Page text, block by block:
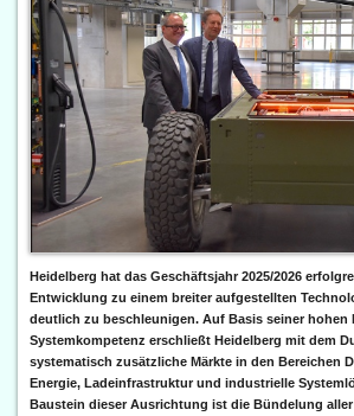
Heidelberg hat das Geschäftsjahr 2025/2026
Entwicklung zu einem breiter aufgestellten
deutlich zu beschleunigen. Auf Basis seiner hohen
Systemkompetenz erschließt Heidelberg mit dem
systematisch zusätzliche Märkte in den Bereichen
Energie, Ladeinfrastruktur und industrielle
Baustein dieser Ausrichtung ist die Bündelung